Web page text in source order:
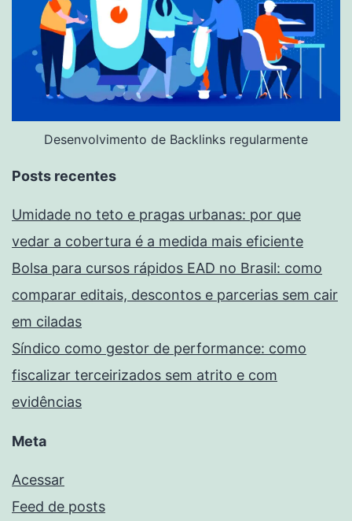
Desenvolvimento de Backlinks regularmente
Posts recentes
Umidade no teto e pragas urbanas: por que
vedar a cobertura é a medida mais eficiente
Bolsa para cursos rápidos EAD no Brasil: como
comparar editais, descontos e parcerias sem cair
em ciladas
Síndico como gestor de performance: como
fiscalizar terceirizados sem atrito e com
evidências
Meta
Acessar
Feed de posts